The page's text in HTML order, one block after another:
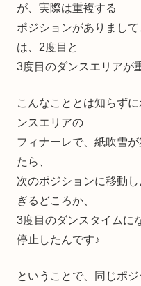
が、実際は重複する
ポジションがありまし
は、2度目と
3度目のダンスエリアが
こんなこととは知らず
ンスエリアの
フィナーレで、紙吹雪
たら、
次のポジションに移動
ぎるどころか、
3度目のダンスタイムに
停止したんです♪
ということで、同じポ